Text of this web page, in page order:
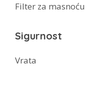
Filter za masnoću
Sigurnost
Vrata